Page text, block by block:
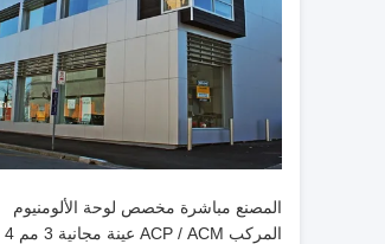
المصنع مباشرة مخصص لوحة الألومنيوم
المركب ACP / ACM عينة مجانية 3 مم 4